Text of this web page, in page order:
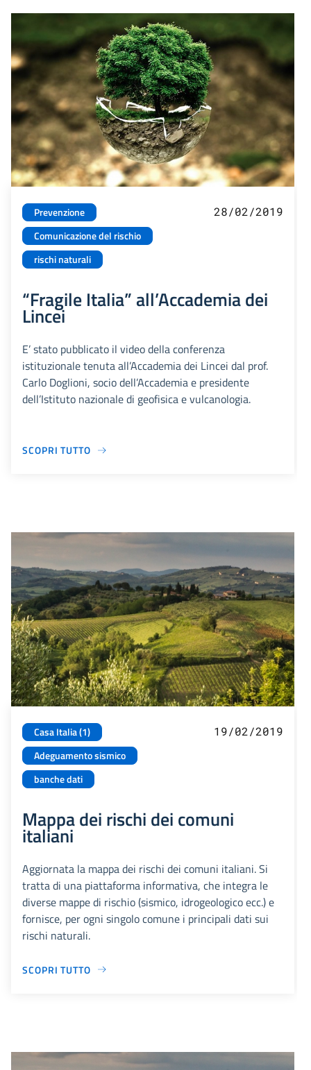
Prevenzione
Comunicazione del rischio
rischi naturali
28/02/2019
“Fragile Italia” all’Accademia dei
Lincei
E’ stato pubblicato il video della conferenza
istituzionale tenuta all’Accademia dei Lincei dal prof.
Carlo Doglioni, socio dell’Accademia e presidente
dell’Istituto nazionale di geofisica e vulcanologia.
SCOPRI TUTTO
Casa Italia (1)
Adeguamento sismico
banche dati
19/02/2019
Mappa dei rischi dei comuni
italiani
Aggiornata la mappa dei rischi dei comuni italiani. Si
tratta di una piattaforma informativa, che integra le
diverse mappe di rischio (sismico, idrogeologico ecc.) e
fornisce, per ogni singolo comune i principali dati sui
rischi naturali.
SCOPRI TUTTO